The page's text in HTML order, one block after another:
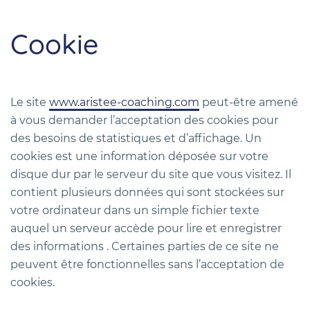
Cookie
Le site www.aristee-coaching.com peut-être amené
à vous demander l’acceptation des cookies pour
des besoins de statistiques et d’affichage. Un
cookies est une information déposée sur votre
disque dur par le serveur du site que vous visitez. Il
contient plusieurs données qui sont stockées sur
votre ordinateur dans un simple fichier texte
auquel un serveur accède pour lire et enregistrer
des informations . Certaines parties de ce site ne
peuvent être fonctionnelles sans l’acceptation de
cookies.